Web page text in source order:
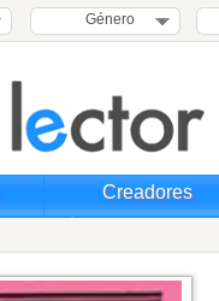
Género
Creadores